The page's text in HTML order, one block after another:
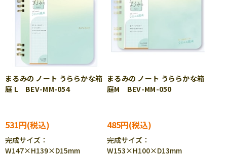
まるみの ノート うららかな箱
庭 L BEV-MM-054
531円
完成サイズ：
W147×H139×D15mm
まるみの ノート うららかな箱
庭M BEV-MM-050
485円
完成サイズ：
W153×H100×D13mm